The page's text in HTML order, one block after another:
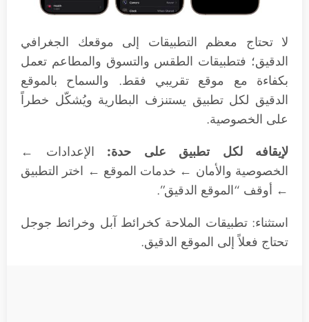
لا تحتاج معظم التطبيقات إلى موقعك الجغرافي
الدقيق؛ فتطبيقات الطقس والتسوق والمطاعم تعمل
بكفاءة مع موقع تقريبي فقط. والسماح بالموقع
الدقيق لكل تطبيق يستنزف البطارية ويُشكّل خطراً
على الخصوصية.
لإيقافه لكل تطبيق على حدة: الإعدادات ←
الخصوصية والأمان ← خدمات الموقع ← اختر التطبيق
← أوقف “الموقع الدقيق”.
استثناء: تطبيقات الملاحة كخرائط آبل وخرائط جوجل
تحتاج فعلاً إلى الموقع الدقيق.